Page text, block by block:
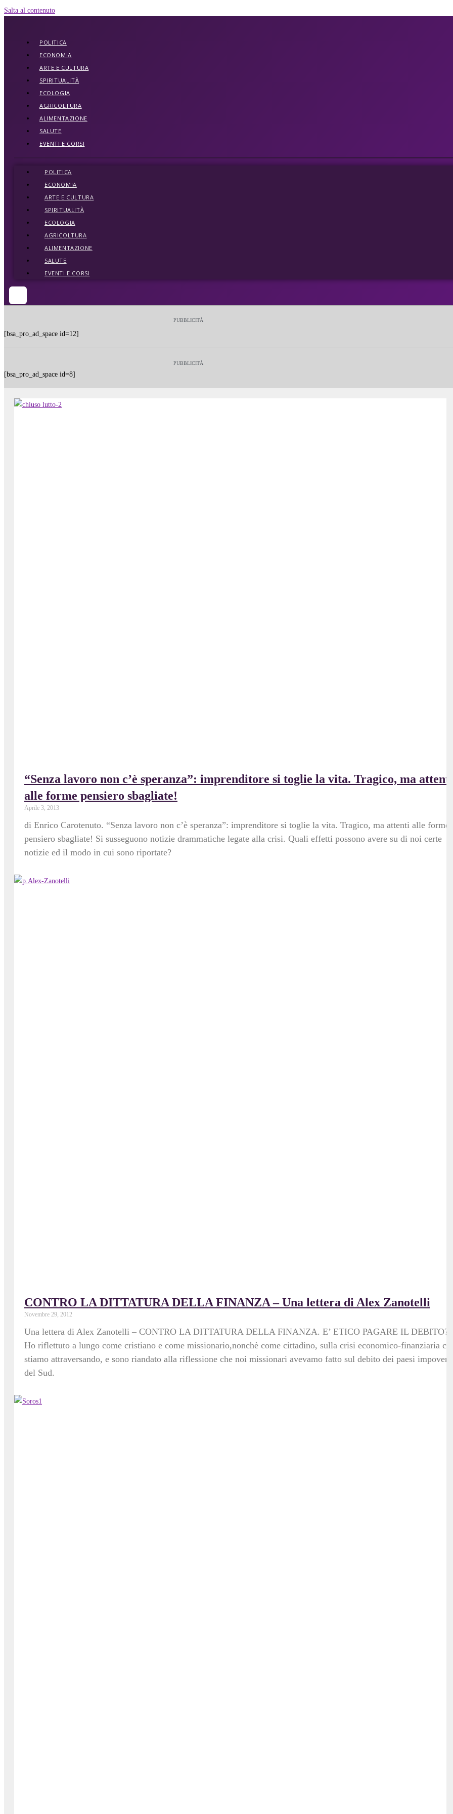
Salta al contenuto
POLITICA
ECONOMIA
ARTE E CULTURA
SPIRITUALITÀ
ECOLOGIA
AGRICOLTURA
ALIMENTAZIONE
SALUTE
EVENTI E CORSI
POLITICA
ECONOMIA
ARTE E CULTURA
SPIRITUALITÀ
ECOLOGIA
AGRICOLTURA
ALIMENTAZIONE
SALUTE
EVENTI E CORSI
PUBBLICITÀ
[bsa_pro_ad_space id=12]
PUBBLICITÀ
[bsa_pro_ad_space id=8]
“Senza lavoro non c’è speranza”: imprenditore si toglie la vita. Tragico, ma attenti
alle forme pensiero sbagliate!
Aprile 3, 2013
di Enrico Carotenuto. “Senza lavoro non c’è speranza”: imprenditore si toglie la vita. Tragico, ma attenti alle forme
pensiero sbagliate! Si susseguono notizie drammatiche legate alla crisi. Quali effetti possono avere su di noi certe
notizie ed il modo in cui sono riportate?
CONTRO LA DITTATURA DELLA FINANZA – Una lettera di Alex Zanotelli
Novembre 29, 2012
Una lettera di Alex Zanotelli – CONTRO LA DITTATURA DELLA FINANZA. E’ ETICO PAGARE IL DEBITO?
Ho riflettuto a lungo come cristiano e come missionario,nonchè come cittadino, sulla crisi economico-finanziaria
stiamo attraversando, e sono riandato alla riflessione che noi missionari avevamo fatto sul debito dei paesi
del Sud.